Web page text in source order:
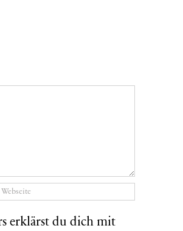
erklärst du dich mit